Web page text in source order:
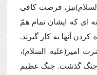
فرصت كافى
اى كه ایشان تمام همّ
آنها به كار گیرند.
السلام)،
گذشت. جنگ عظیم